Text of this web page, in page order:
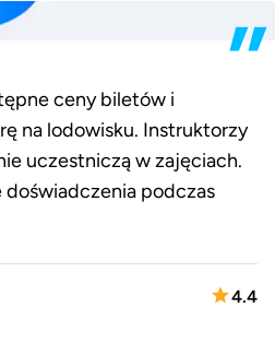
”
ceny biletów i
na lodowisku. Instruktorzy
uczestniczą w zajęciach.
podczas
4.4